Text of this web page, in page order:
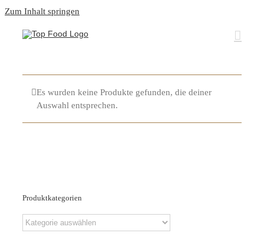
Zum Inhalt springen
Es wurden keine Produkte gefunden, die deiner
Auswahl entsprechen.
Produktkategorien